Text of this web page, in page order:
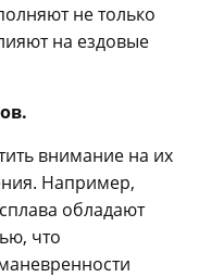
не только
на ездовые
внимание на их
Например,
обладают
что